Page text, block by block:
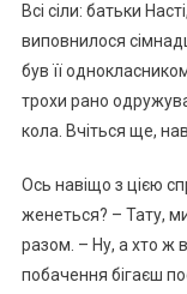
Всі сіли: батьки
виповнилося
був її
трохи рано
кола. Вчіться ще,
Ось навіщо з цією
женеться? – Тату,
разом. – Ну, а хто ж
побачення бігаєш